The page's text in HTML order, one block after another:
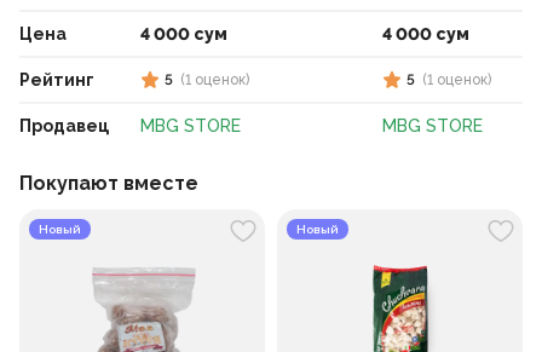
Цена
Рейтинг
Продавец
4 000 сум
5 (1 оценок)
MBG STORE
4 000 сум
5 (1 оценок)
MBG STORE
Покупают вместе
Новый Новый